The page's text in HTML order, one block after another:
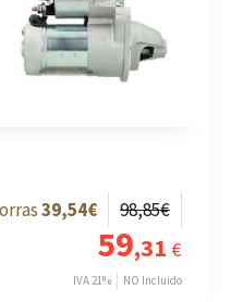
39,54€ 98,85€
59,31 €
IVA 21% NO Incluido